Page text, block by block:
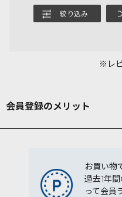
絞り込み
※レ
会員登録のメリット
お買い物
過去1年
って会員